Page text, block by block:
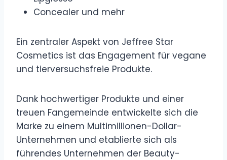
Concealer und mehr
Ein zentraler Aspekt von Jeffree Star
Cosmetics ist das Engagement für vegane
und tierversuchsfreie Produkte.
Dank hochwertiger Produkte und einer
treuen Fangemeinde entwickelte sich die
Marke zu einem Multimillionen-Dollar-
Unternehmen und etablierte sich als
führendes Unternehmen der Beauty-